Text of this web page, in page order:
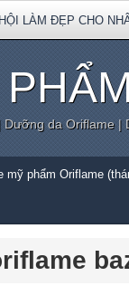
LÀM ĐẸP CHO
da Oriflame
mỹ phẩm Oriflame